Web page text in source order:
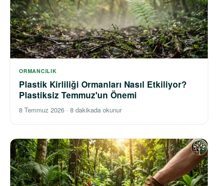
ORMANCILIK
Plastik Kirliliği Ormanları Nasıl Etkiliyor?
Plastiksiz Temmuz'un Önemi
8 Temmuz 2026 · 8 dakikada okunur